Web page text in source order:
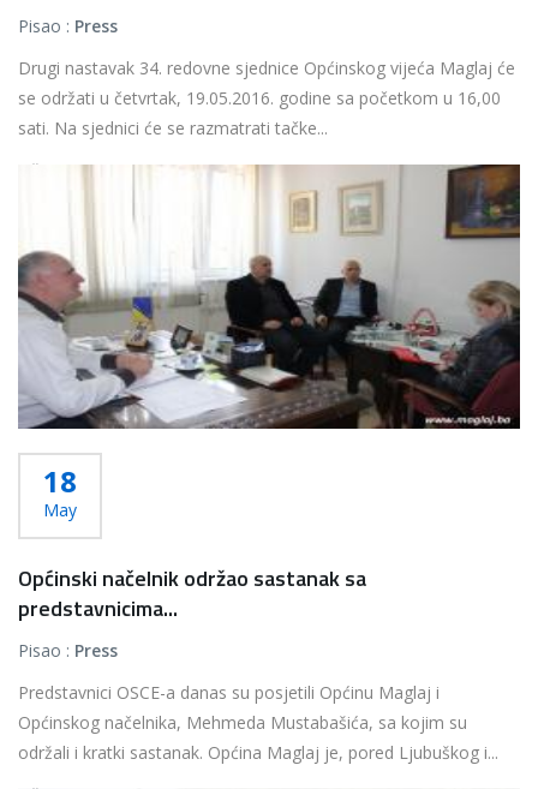
Pisao : Press
Drugi nastavak 34. redovne sjednice Općinskog vijeća Maglaj će
se održati u četvrtak, 19.05.2016. godine sa početkom u 16,00
sati. Na sjednici će se razmatrati tačke...
Više...
18
May
Općinski načelnik održao sastanak sa
predstavnicima...
Pisao : Press
Predstavnici OSCE-a danas su posjetili Općinu Maglaj i
Općinskog načelnika, Mehmeda Mustabašića, sa kojim su
održali i kratki sastanak. Općina Maglaj je, pored Ljubuškog i...